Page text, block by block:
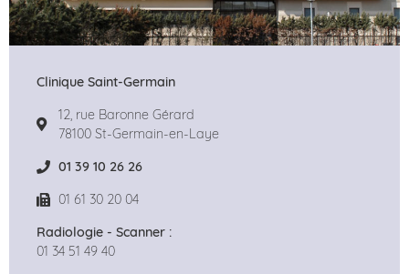
Clinique Saint-Germain
12, rue Baronne Gérard
78100 St-Germain-en-Laye
01 39 10 26 26
01 61 30 20 04
Radiologie - Scanner :
01 34 51 49 40